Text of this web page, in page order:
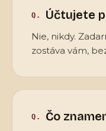
Účtujete
Nie, nikdy.
zostáva vám,
Čo